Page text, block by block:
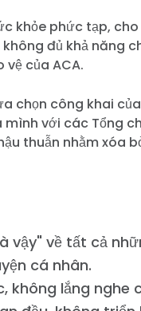
khỏe phức tạp,
đủ khả năng
của ACA.
chọn công khai
mình với các Tổng
thuẫn nhằm xóa
vậy" về tất cả
cá nhân.
không lắng nghe